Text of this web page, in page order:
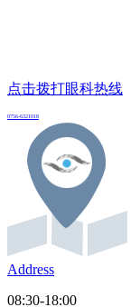
点击拨打眼科热线
0756-6321018
Address
08:30-18:00